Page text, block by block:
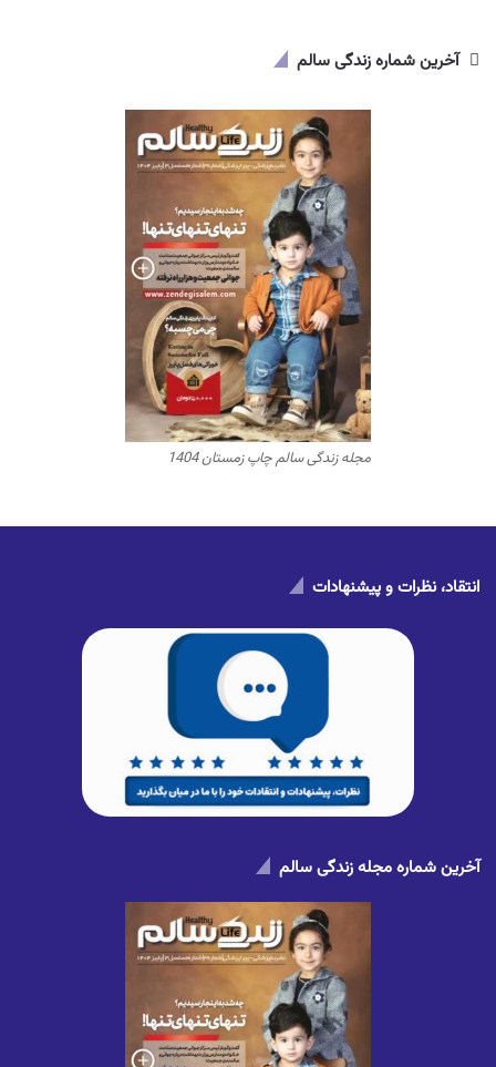
آخرین شماره زندگی سالم
مجله زندگی سالم چاپ زمستان 1404
انتقاد، نظرات و پیشنهادات
آخرین شماره مجله زندگی سالم